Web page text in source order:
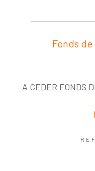
Fonds
A CEDER FONDS